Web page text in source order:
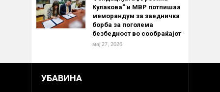
Кулакова“ и МВР потпишаа
меморандум за заедничка
борба за поголема
безбедност во сообраќајот
мај 27, 2026
УБАВИНА